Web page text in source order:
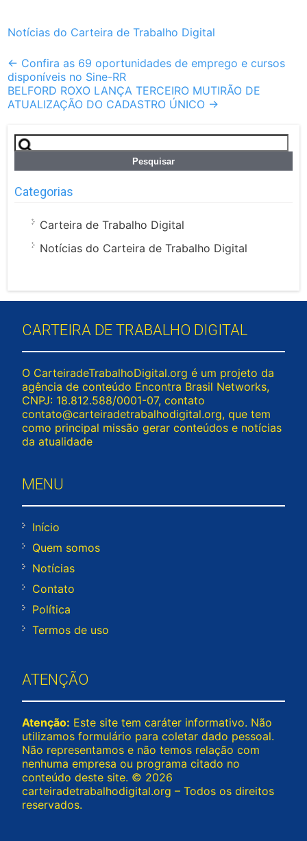
Notícias do Carteira de Trabalho Digital
Post
navigation
← Confira as 69 oportunidades de emprego e cursos
disponíveis no Sine-RR
BELFORD ROXO LANÇA TERCEIRO MUTIRÃO DE
ATUALIZAÇÃO DO CADASTRO ÚNICO →
Pesquisar
por:
Categorias
Carteira de Trabalho Digital
Notícias do Carteira de Trabalho Digital
CARTEIRA DE TRABALHO DIGITAL
O CarteiradeTrabalhoDigital.org é um projeto da
agência de conteúdo Encontra Brasil Networks,
CNPJ: 18.812.588/0001-07, contato
contato@carteiradetrabalhodigital.org, que tem
como principal missão gerar conteúdos e notícias
da atualidade
MENU
Início
Quem somos
Notícias
Contato
Política
Termos de uso
ATENÇÃO
Atenção: Este site tem caráter informativo. Não
utilizamos formulário para coletar dado pessoal.
Não representamos e não temos relação com
nenhuma empresa ou programa citado no
conteúdo deste site. © 2026
carteiradetrabalhodigital.org – Todos os direitos
reservados.